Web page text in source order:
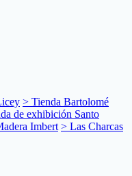
> Tienda Bartolomé
de exhibición Santo
Imbert > Las Charcas